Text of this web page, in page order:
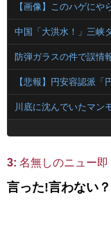
【画像】このハゲに
3: 名無しのニュー即
言った!言わない？